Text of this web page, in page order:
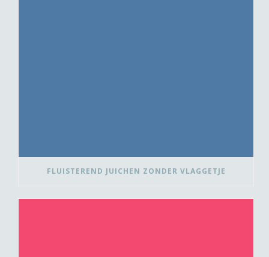
FLUISTEREND JUICHEN ZONDER VLAGGETJE